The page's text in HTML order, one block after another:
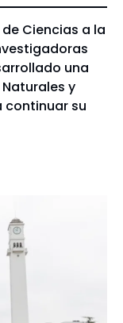
Ciencias a la
una
y
continuar su